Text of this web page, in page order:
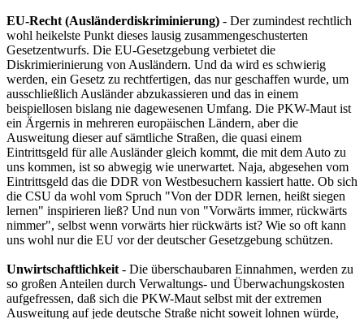
EU-Recht (Ausländerdiskriminierung) - Der zumindest rechtlich
wohl heikelste Punkt dieses lausig zusammengeschusterten
Gesetzentwurfs. Die EU-Gesetzgebung verbietet die
Diskrimierinierung von Ausländern. Und da wird es schwierig
werden, ein Gesetz zu rechtfertigen, das nur geschaffen wurde, um
ausschließlich Ausländer abzukassieren und das in einem
beispiellosen bislang nie dagewesenen Umfang. Die PKW-Maut ist
ein Ärgernis in mehreren europäischen Ländern, aber die
Ausweitung dieser auf sämtliche Straßen, die quasi einem
Eintrittsgeld für alle Ausländer gleich kommt, die mit dem Auto zu
uns kommen, ist so abwegig wie unerwartet. Naja, abgesehen vom
Eintrittsgeld das die DDR von Westbesuchern kassiert hatte. Ob sich
die CSU da wohl vom Spruch "Von der DDR lernen, heißt siegen
lernen" inspirieren ließ? Und nun von "Vorwärts immer, rückwärts
nimmer", selbst wenn vorwärts hier rückwärts ist? Wie so oft kann
uns wohl nur die EU vor der deutscher Gesetzgebung schützen.
Unwirtschaftlichkeit - Die überschaubaren Einnahmen, werden zu
so großen Anteilen durch Verwaltungs- und Überwachungskosten
aufgefressen, daß sich die PKW-Maut selbst mit der extremen
Ausweitung auf jede deutsche Straße nicht soweit lohnen würde,